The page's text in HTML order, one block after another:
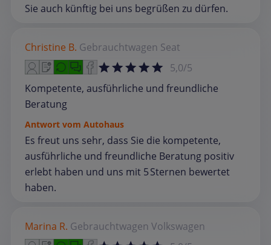
Sie auch künftig bei uns begrüßen zu dürfen.
Christine B. Gebrauchtwagen Seat
5,0/5
Kompetente, ausführliche und freundliche
Beratung
Antwort vom Autohaus
Es freut uns sehr, dass Sie die kompetente,
ausführliche und freundliche Beratung positiv
erlebt haben und uns mit 5 Sternen bewertet
haben.
Marina R. Gebrauchtwagen Volkswagen